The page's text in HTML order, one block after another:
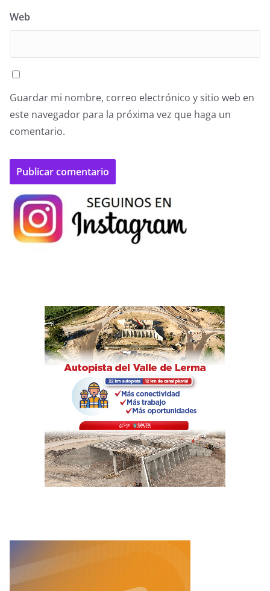
Web
Guardar mi nombre, correo electrónico y sitio web en
este navegador para la próxima vez que haga un
comentario.